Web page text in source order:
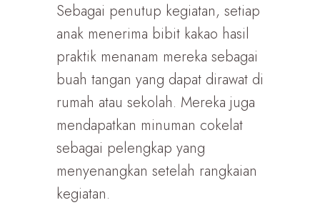
Sebagai penutup kegiatan, setiap
anak menerima bibit kakao hasil
praktik menanam mereka sebagai
buah tangan yang dapat dirawat di
rumah atau sekolah. Mereka juga
mendapatkan minuman cokelat
sebagai pelengkap yang
menyenangkan setelah rangkaian
kegiatan.